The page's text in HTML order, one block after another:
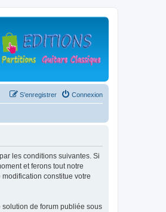
Connexion
S’enregistrer
les conditions suivantes. Si
et ferons tout notre
constitue votre
solution de forum publiée sous